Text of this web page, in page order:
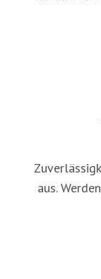
aus.